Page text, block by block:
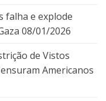
falha e explode
08/01/2026
de Vistos
Americanos